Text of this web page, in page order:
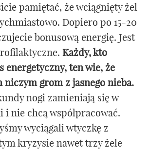
pamiętać, że wciągnięty żel
Dopiero po 15-20
bonusową energię. Jest
Każdy, kto
energetyczny, ten wie, że
niczym grom z jasnego nieba.
nogi zamieniają się w
i nie chcą współpracować.
wyciągali wtyczkę z
kryzysie nawet trzy żele